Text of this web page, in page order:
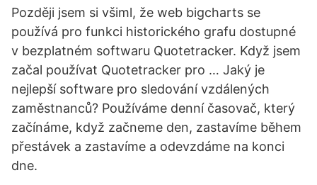
Později jsem si všiml, že web bigcharts se
používá pro funkci historického grafu dostupné
v bezplatném softwaru Quotetracker. Když jsem
začal používat Quotetracker pro … Jaký je
nejlepší software pro sledování vzdálených
zaměstnanců? Používáme denní časovač, který
začínáme, když začneme den, zastavíme během
přestávek a zastavíme a odevzdáme na konci
dne.